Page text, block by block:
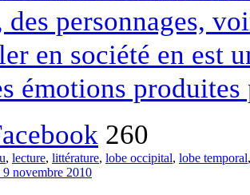
personnages,
en société en est
émotions produites
260
, lecture, littérature, lobe occipital, lobe temporal
9 novembre 2010